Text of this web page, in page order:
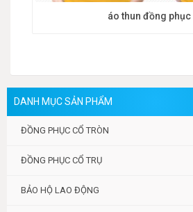
áo thun đồng phục
DANH MỤC SẢN PHẨM
ĐỒNG PHỤC CỔ TRÒN
ĐỒNG PHỤC CỔ TRỤ
BẢO HỘ LAO ĐỘNG